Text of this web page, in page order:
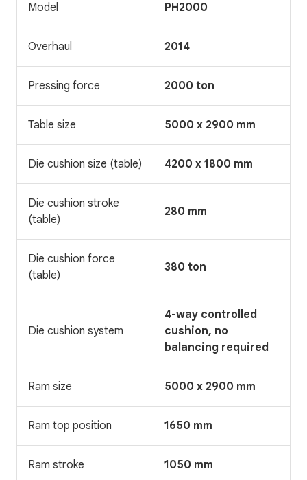
Model PH2000
Overhaul 2014
Pressing force 2000 ton
Table size 5000 x 2900 mm
Die cushion size (table) 4200 x 1800 mm
Die cushion stroke
(table)
280 mm
Die cushion force
(table)
380 ton
Die cushion system
4-way controlled
cushion, no
balancing required
Ram size 5000 x 2900 mm
Ram top position 1650 mm
Ram stroke 1050 mm